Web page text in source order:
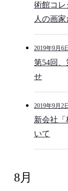
術館コレ
人の画
2019年9月6日
第54回
せ
2019年9月2
新会社
いて
8月